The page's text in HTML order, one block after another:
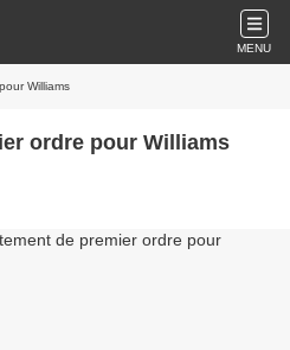
MENU
Williams
ordre pour Williams